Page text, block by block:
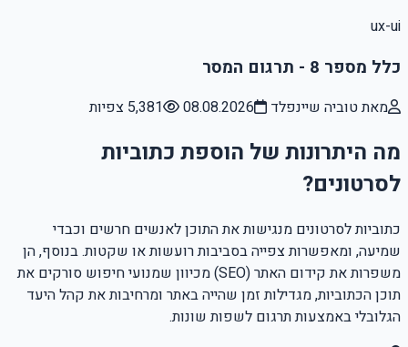
ux-ui
כלל מספר 8 - תרגום המסר
מאת טוביה שיינפלד 08.08.2026 5,381 צפיות
מה היתרונות של הוספת כתוביות
לסרטונים?
כתוביות לסרטונים מנגישות את התוכן לאנשים חרשים וכבדי
שמיעה, ומאפשרות צפייה בסביבות רועשות או שקטות. בנוסף, הן
משפרות את קידום האתר (SEO) מכיוון שמנועי חיפוש סורקים את
תוכן הכתוביות, מגדילות זמן שהייה באתר ומרחיבות את קהל היעד
הגלובלי באמצעות תרגום לשפות שונות.